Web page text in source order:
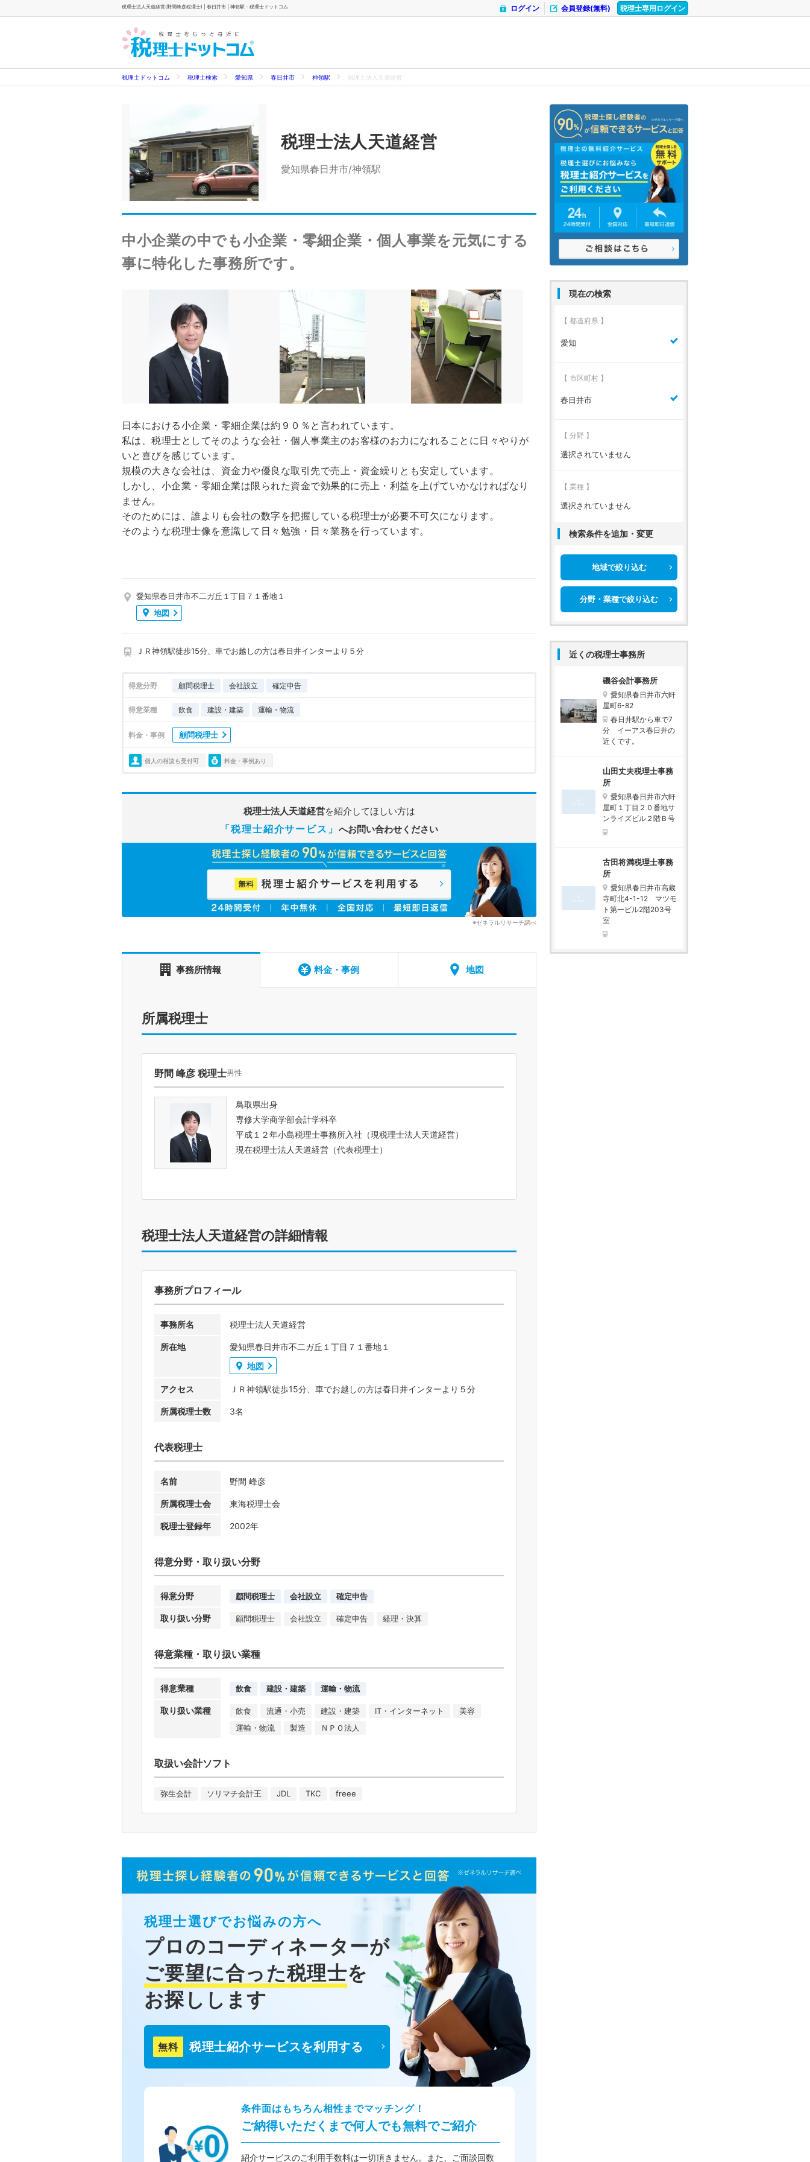
税理士法人天道経営(野間峰彦税理士) | 春日井市 | 神領駅 - 税理士ドットコム 税理士専用ログイン
会員登録(無料)
ログイン
税理士ドットコム 税理士検索 愛知県 春日井市 神領駅 税理士法人天道経営
現在の検索
【 都道府県 】
愛知
【 市区町村 】
春日井市
【 分野 】
選択されていません
【 業種 】
選択されていません
検索条件を追加・変更
地域で絞り込む
分野・業種で絞り込む
近くの税理士事務所
磯谷会計事務所
愛知県春日井市六軒
屋町6-82
春日井駅から車で7
分 イーアス春日井の
近くです。
山田丈夫税理士事務
所
愛知県春日井市六軒
屋町１丁目２０番地サ
ンライズビル２階Ｂ号
古田将満税理士事務
所
愛知県春日井市高蔵
寺町北4-1-12 マツモ
ト第一ビル2階203号
室
税理士法人天道経営
愛知県春日井市/神領駅
中小企業の中でも小企業・零細企業・個人事業を元気にする
事に特化した事務所です。
日本における小企業・零細企業は約９０％と言われています。
私は、税理士としてそのような会社・個人事業主のお客様のお力になれることに日々やりが
いと喜びを感じています。
規模の大きな会社は、資金力や優良な取引先で売上・資金繰りとも安定しています。
しかし、小企業・零細企業は限られた資金で効果的に売上・利益を上げていかなければなり
ません。
そのためには、誰よりも会社の数字を把握している税理士が必要不可欠になります。
そのような税理士像を意識して日々勉強・日々業務を行っています。
愛知県春日井市不二ガ丘１丁目７１番地１
地図
ＪＲ神領駅徒歩15分、車でお越しの方は春日井インターより５分
得意分野 顧問税理士 会社設立 確定申告
得意業種 飲食 建設・建築 運輸・物流
料金・事例 顧問税理士
個人の相談も受付可 料金・事例あり
税理士法人天道経営を紹介してほしい方は
「税理士紹介サービス」へお問い合わせください
※ゼネラルリサーチ調べ
事務所情報 料金・事例 地図
所属税理士
野間 峰彦 税理士男性
鳥取県出身
専修大学商学部会計学科卒
平成１２年小島税理士事務所入社（現税理士法人天道経営）
現在税理士法人天道経営（代表税理士）
税理士法人天道経営の詳細情報
事務所プロフィール
事務所名 税理士法人天道経営
所在地
愛知県春日井市不二ガ丘１丁目７１番地１
地図
アクセス ＪＲ神領駅徒歩15分、車でお越しの方は春日井インターより５分
所属税理士数 3名
代表税理士
名前 野間 峰彦
所属税理士会 東海税理士会
税理士登録年 2002年
得意分野・取り扱い分野
得意分野 顧問税理士 会社設立 確定申告
取り扱い分野 顧問税理士 会社設立 確定申告 経理・決算
得意業種・取り扱い業種
得意業種 飲食 建設・建築 運輸・物流
取り扱い業種 飲食 流通・小売 建設・建築 IT・インターネット
美容
運輸・物流
製造 ＮＰＯ法人
取扱い会計ソフト
弥生会計 ソリマチ会計王 JDL TKC freee
税理士選びでお悩みの方へ
プロのコーディネーターが
ご要望に合った税理士を
お探しします
無料 税理士紹介サービスを利用する
条件面はもちろん相性までマッチング！
ご納得いただくまで何人でも無料でご紹介
紹介サービスのご利用手数料は一切頂きません。また、ご面談回数